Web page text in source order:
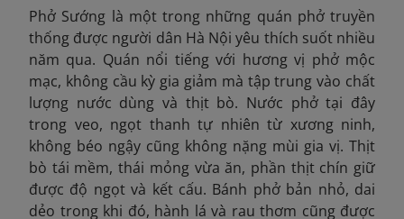
Phở Sướng là một trong những quán phở truyền
thống được người dân Hà Nội yêu thích suốt nhiều
năm qua. Quán nổi tiếng với hương vị phở mộc
mạc, không cầu kỳ gia giảm mà tập trung vào chất
lượng nước dùng và thịt bò. Nước phở tại đây
trong veo, ngọt thanh tự nhiên từ xương ninh,
không béo ngậy cũng không nặng mùi gia vị. Thịt
bò tái mềm, thái mỏng vừa ăn, phần thịt chín giữ
được độ ngọt và kết cấu. Bánh phở bản nhỏ, dai
dẻo trong khi đó, hành lá và rau thơm cũng được